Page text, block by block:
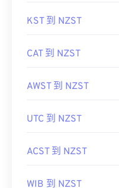
KST 到 NZST
CAT 到 NZST
AWST 到 NZST
UTC 到 NZST
ACST 到 NZST
WIB 到 NZST